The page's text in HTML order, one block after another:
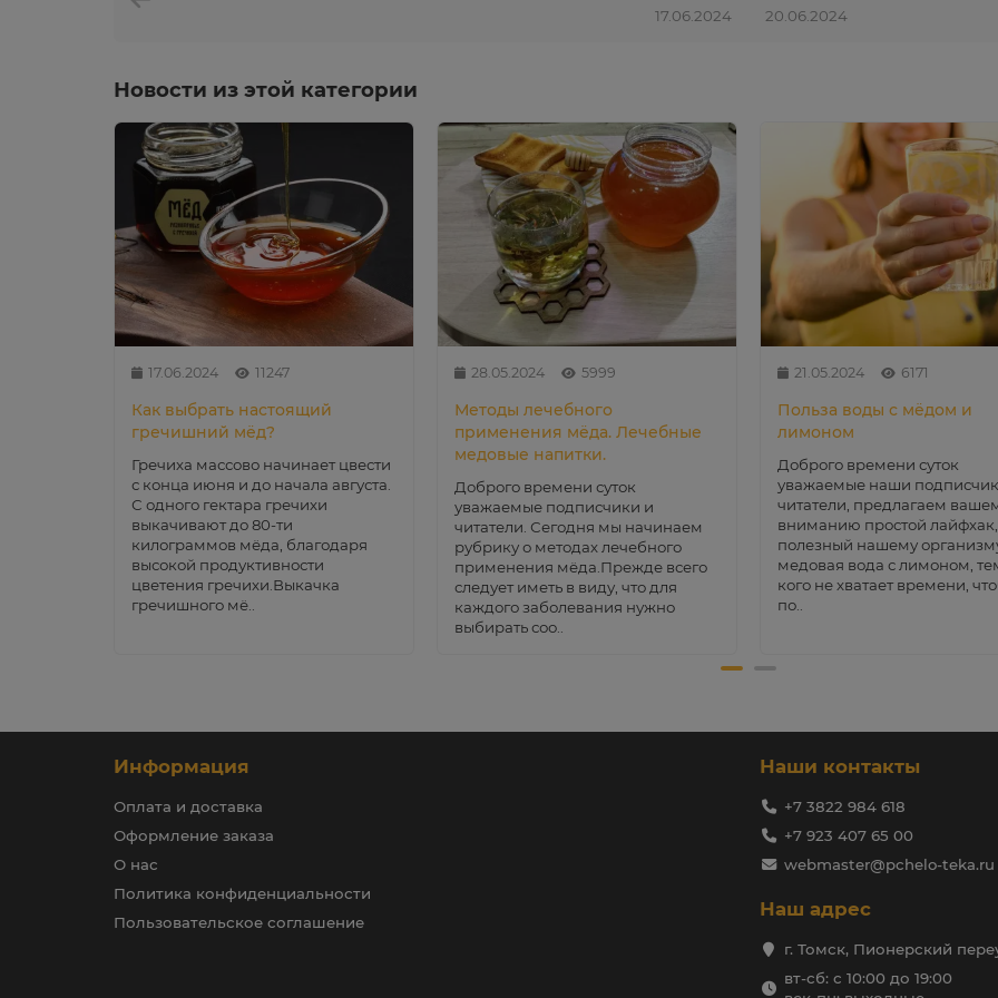
17.06.2024 20.06.2024
Новости из этой категории
17.06.2024 11247
Как выбрать настоящий
гречишний мёд?
Гречиха массово начинает цвести
с конца июня и до начала августа.
С одного гектара гречихи
выкачивают до 80-ти
килограммов мёда, благодаря
высокой продуктивности
цветения гречихи.Выкачка
гречишного мё..
28.05.2024 5999
Методы лечебного
применения мёда. Лечебные
медовые напитки.
Доброго времени суток
уважаемые подписчики и
читатели. Сегодня мы начинаем
рубрику о методах лечебного
применения мёда.Прежде всего
следует иметь в виду, что для
каждого заболевания нужно
выбирать соо..
21.05.2024 6171
Польза воды с мёдом и
лимоном
Доброго времени суток
уважаемые наши
читатели, предлагаем
вниманию простой лайфхак,
полезный нашему
медовая вода с лимоном,
кого не хватает времени,
по..
Информация
Оплата и доставка
Оформление заказа
О нас
Политика конфиденциальности
Пользовательское соглашение
Наши контакты
+7 3822 984 618
+7 923 407 65 00
webmaster@pchelo-teka.ru
Наш адрес
г. Томск, Пионерский
вт-сб: с 10:00 до 19:00